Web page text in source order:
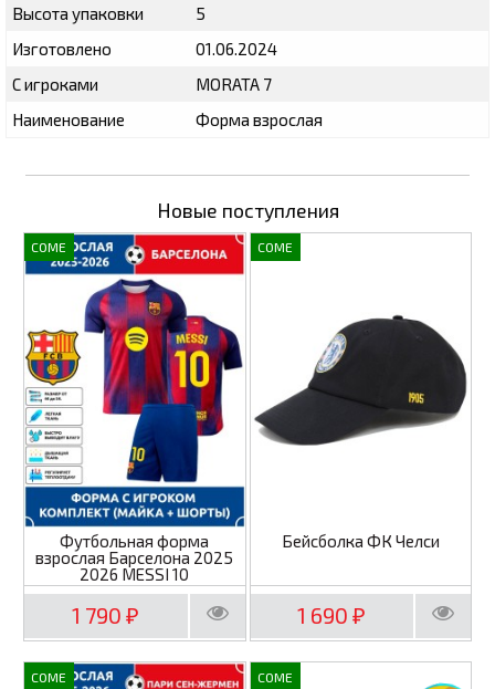
Высота упаковки
5
Изготовлено
01.06.2024
С игроками
MORATA 7
Наименование
Форма взрослая
Новые поступления
COME
Футбольная форма
взрослая Барселона 2025
2026 MESSI 10
1 790₽
COME
Бейсболка ФК Челси
1 690₽
COME COME